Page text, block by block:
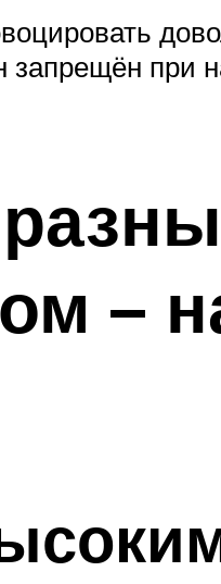
запрещён при
–